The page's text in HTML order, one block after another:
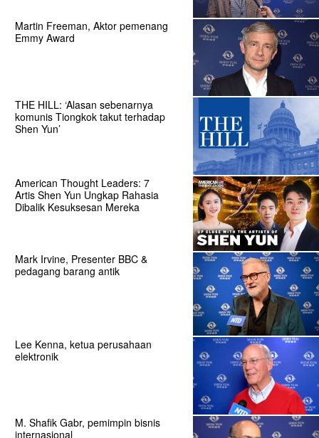
Martin Freeman, Aktor pemenang
Emmy Award
THE HILL: ‘Alasan sebenarnya
komunis Tiongkok takut terhadap
Shen Yun’
American Thought Leaders: 7
Artis Shen Yun Ungkap Rahasia
Dibalik Kesuksesan Mereka
Mark Irvine, Presenter BBC &
pedagang barang antik
Lee Kenna, ketua perusahaan
elektronik
M. Shafik Gabr, pemimpin bisnis
internasional